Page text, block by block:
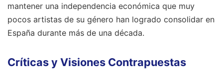
mantener una independencia económica que muy
pocos artistas de su género han logrado consolidar en
España durante más de una década.
Críticas y Visiones Contrapuestas